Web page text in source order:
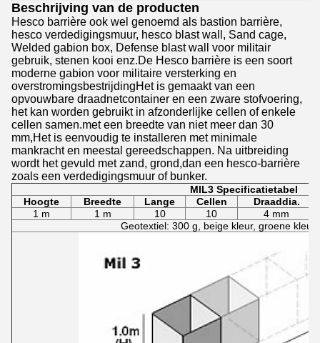
Beschrijving van de producten
Hesco barrière ook wel genoemd als bastion barrière,
hesco verdedigingsmuur, hesco blast wall, Sand cage,
Welded gabion box, Defense blast wall voor militair
gebruik, stenen kooi enz.De Hesco barrière is een soort
moderne gabion voor militaire versterking en
overstromingsbestrijdingHet is gemaakt van een
opvouwbare draadnetcontainer en een zware stofvoering,
het kan worden gebruikt in afzonderlijke cellen of enkele
cellen samen.met een breedte van niet meer dan 30
mm,Het is eenvoudig te installeren met minimale
mankracht en meestal gereedschappen. Na uitbreiding
wordt het gevuld met zand, grond,dan een hesco-barrière
zoals een verdedigingsmuur of bunker.
MIL3 Specificatietabel
Hoogte
Breedte Lange Cellen
Draaddia.
1 m
1 m 10 10
4 mm
Geotextiel: 300 g, beige kleur, groene